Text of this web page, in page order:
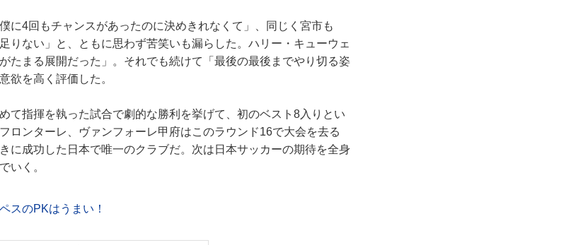
に4回もチャンスがあったのに決めきれなくて」、同じく宮市も
りない」と、ともに思わず苦笑いも漏らした。ハリー・キューウェ
たまる展開だった」。それでも続けて「最後の最後までやり切る姿
欲を高く評価した。
て指揮を執った試合で劇的な勝利を挙げて、初のベスト8入りとい
ロンターレ、ヴァンフォーレ甲府はこのラウンド16で大会を去る
に成功した日本で唯一のクラブだ。次は日本サッカーの期待を全身
いく。
スのPKはうまい！